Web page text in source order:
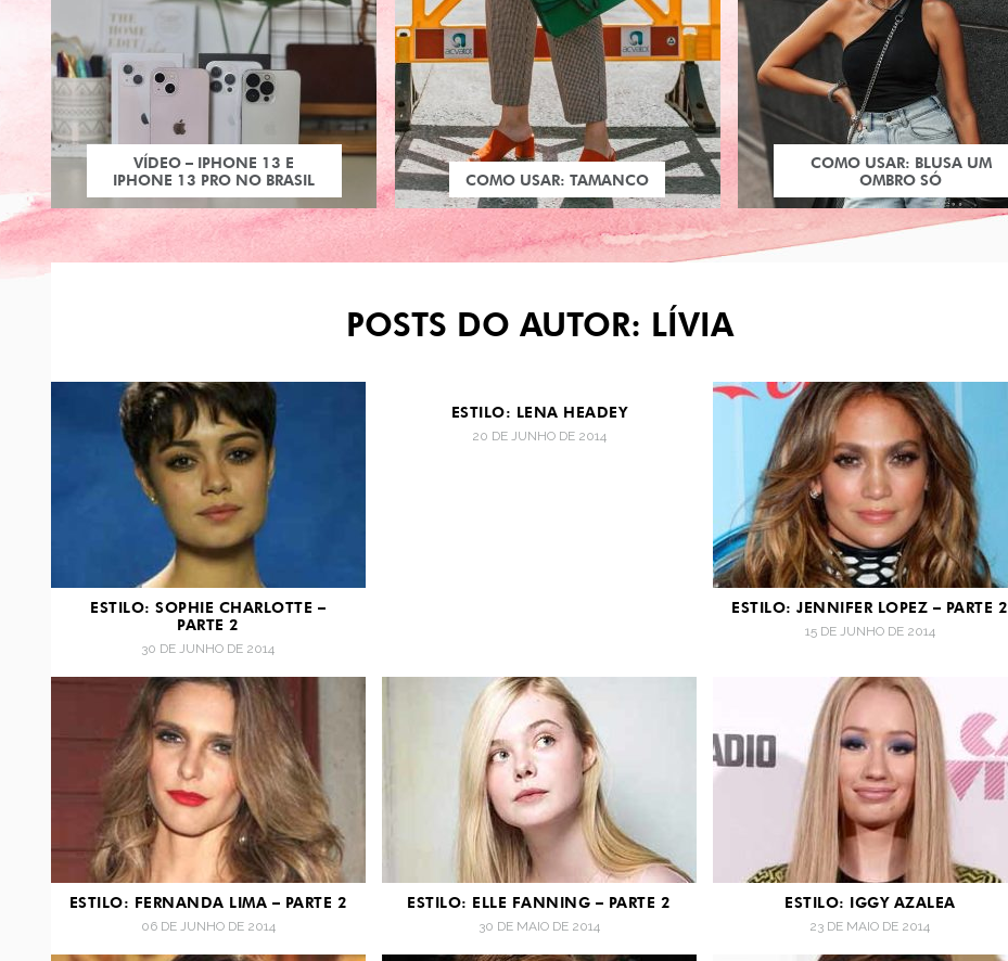
VÍDEO – IPHONE 13 E
IPHONE 13 PRO NO BRASIL
COMO USAR: TAMANCO
COMO USAR: BLUSA UM
OMBRO SÓ
POSTS DO AUTOR: LÍVIA
ESTILO: SOPHIE CHARLOTTE –
PARTE 2
30 DE JUNHO DE 2014
ESTILO: LENA HEADEY
20 DE JUNHO DE 2014
ESTILO: JENNIFER LOPEZ – PARTE 2
15 DE JUNHO DE 2014
ESTILO: FERNANDA LIMA – PARTE 2
06 DE JUNHO DE 2014
ESTILO: ELLE FANNING – PARTE 2
30 DE MAIO DE 2014
ESTILO: IGGY AZALEA
23 DE MAIO DE 2014